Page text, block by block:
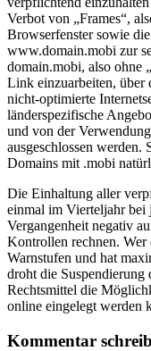
Verbot von „Frames“,
Browserfenster sowie
www.domain.mobi zur
domain.mobi, also ohne
Link einzuarbeiten, über
nicht-optimierte
länderspezifische
und von der
ausgeschlossen
Domains mit .mobi
Die Einhaltung aller
einmal im Vierteljahr bei
Vergangenheit negativ
Kontrollen rechnen. Wer
Warnstufen und hat
droht die Suspendierung
Rechtsmittel die
online eingelegt werden
Kommentar